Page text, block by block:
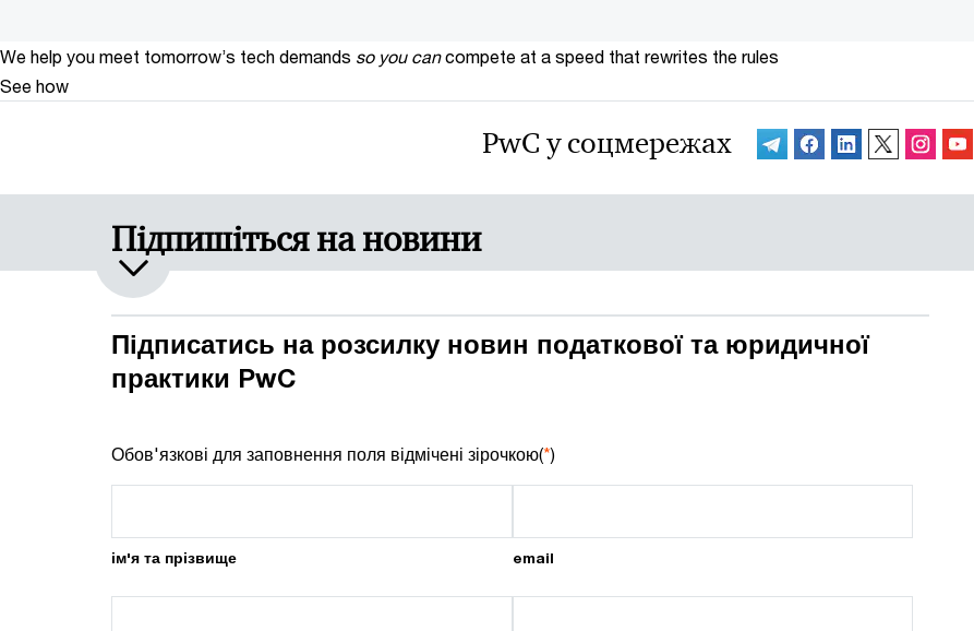
We help you meet tomorrow’s tech demands so you can compete at a speed that rewrites the rules
See how
PwC у соцмережах
Підпишіться на новини
Підписатись на розсилку новин податкової та юридичної
практики PwC
Обов'язкові для заповнення поля відмічені зірочкою(*)
ім'я та прізвище email